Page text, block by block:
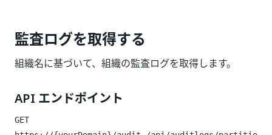
監査ログを取得する
組織名に基づいて、組織の監査ログを取得します。
API エンドポイント
GET